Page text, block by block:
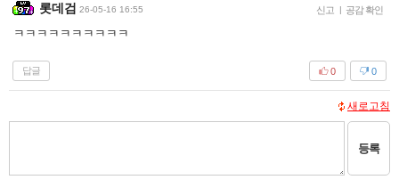
롯데검 26-05-16 16:55 신고 | 공감 확인
ㅋㅋㅋㅋㅋㅋㅋㅋㅋㅋ
답글 0
0
새로고침
등록